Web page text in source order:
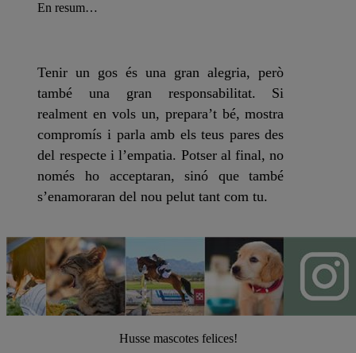
En resum…
Tenir un gos és una gran alegria, però
també una gran responsabilitat. Si
realment en vols un, prepara’t bé, mostra
compromís i parla amb els teus pares des
del respecte i l’empatia. Potser al final, no
només ho acceptaran, sinó que també
s’enamoraran del nou pelut tant com tu.
Husse mascotes felices!